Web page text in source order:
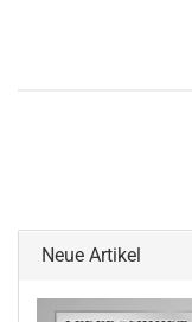
Neue Artikel